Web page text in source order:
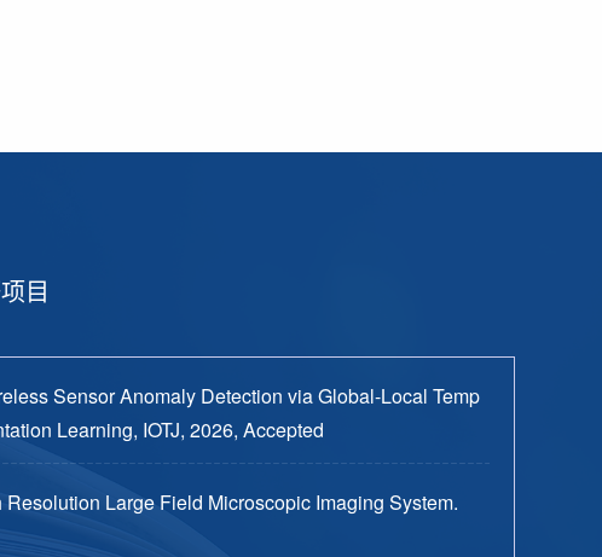
目
Sensor Anomaly Detection via Global-Local Temp
Learning, IOTJ, 2026, Accepted
Resolution Large Field Microscopic Imaging System.